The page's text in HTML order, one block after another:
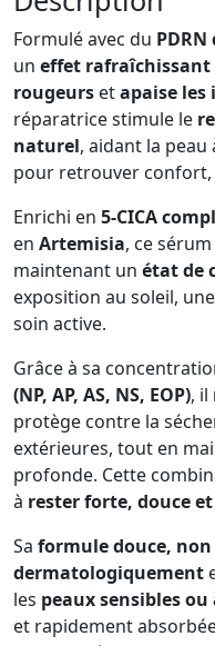
Formulé avec du PDRN
un effet
rougeurs etapaise
réparatrice stimule le
naturel, aidant la
pour retrouver confort,
Enrichi en 5-CICA
en Artemisia, ce
maintenant un état de
exposition au soleil,
soin active.
Grâce à sa
(NP, AP, AS, NS, EOP), il
protège contre la
extérieures, tout en
profonde. Cette
à rester forte, douce
Sa formule douce,
dermatologiquement
les peaux sensibles
et rapidement